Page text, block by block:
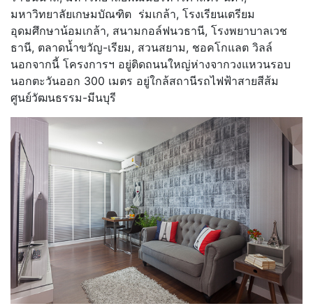
มหาวิทยาลัยเกษมบัณฑิต ร่มเกล้า, โรงเรียนเตรียม
อุดมศึกษาน้อมเกล้า, สนามกอล์ฟนวธานี, โรงพยาบาลเวช
ธานี, ตลาดน้ำขวัญ-เรียม, สวนสยาม, ชอคโกแลต วิลล์
นอกจากนี้ โครงการฯ อยู่ติดถนนใหญ่ห่างจากวงแหวนรอบ
นอกตะวันออก 300 เมตร อยู่ใกล้สถานีรถไฟฟ้าสายสีส้ม
ศูนย์วัฒนธรรม-มีนบุรี